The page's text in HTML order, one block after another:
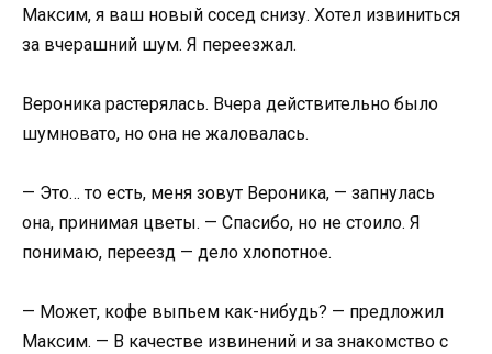
Максим, я ваш новый сосед снизу. Хотел извиниться
за вчерашний шум. Я переезжал.
Вероника растерялась. Вчера действительно было
шумновато, но она не жаловалась.
— Это… то есть, меня зовут Вероника, — запнулась
она, принимая цветы. — Спасибо, но не стоило. Я
понимаю, переезд — дело хлопотное.
— Может, кофе выпьем как-нибудь? — предложил
Максим. — В качестве извинений и за знакомство с